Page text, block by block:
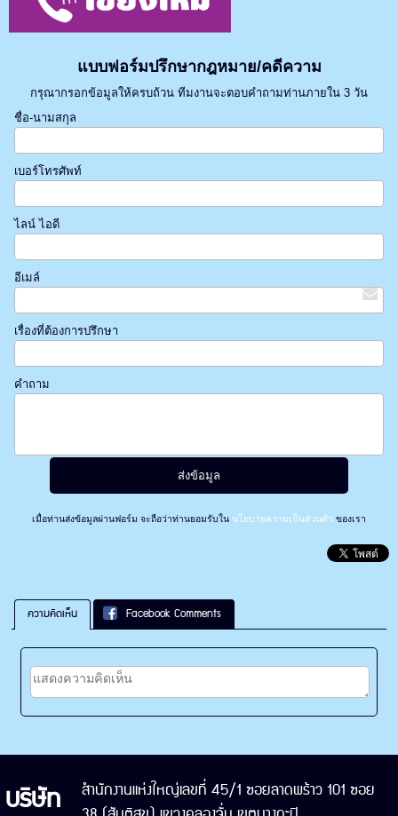
แบบฟอร์มปรึกษากฎหมาย/คดีความ
กรุณากรอกข้อมูลให้ครบถ้วน ทีมงานจะตอบคำถามท่านภายใน 3 วัน
ชื่อ-นามสกุล
เบอร์โทรศัพท์
ไลน์ ไอดี
อีเมล์
เรื่องที่ต้องการปรึกษา
คำถาม
เมื่อท่านส่งข้อมูลผ่านฟอร์ม จะถือว่าท่านยอมรับใน นโยบายความเป็นส่วนตัว ของเรา
ความคิดเห็น Facebook Comments
บริษัท
สำนักงานแห่งใหญ่เลขที่ 45/1 ซอยลาดพร้าว 101 ซอย